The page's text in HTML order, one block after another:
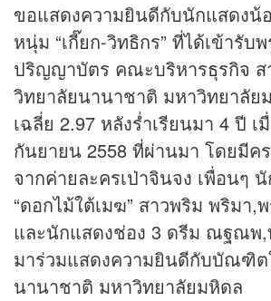
ขอแสดงความยินดีกับนักแสดงน้
หนุ่ม “เกี๊ยก-วิทธิกร” ที่ได้เข้ารับ
ปริญญาบัตร คณะบริหารธุรกิจ
วิทยาลัยนานาชาติ มหาวิทยาลัย
เฉลี่ย 2.97 หลังร่ำเรียนมา 4 ปี เ
กันยายน 2558 ที่ผ่านมา โดยมีค
จากค่ายละครเป่าจินจง เพื่อนๆ
“ดอกไม้ใต้เมฆ” สาวพริม พริมา,
และนักแสดงช่อง 3 ดรีม ณฐณพ,
มาร่วมแสดงความยินดีกับบัณฑิต
นานาชาติ มหาวิทยาลัยมหิดล